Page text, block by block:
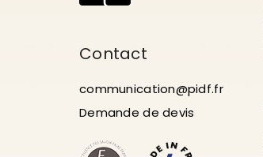
Contact
communication@pidf.fr
Demande de devis